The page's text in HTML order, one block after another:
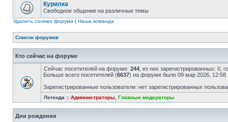
Курилка
Свободное общение на различные темы
Удалить cookies форума | Наша команда
Список форумов
Кто сейчас на форуме
Сейчас посетителей на форуме: 244 , из них зарегистрированных: 0,
Больше всего посетителей (6637) на форуме было 09 мар 2026, 12:58
Зарегистрированные пользователи: нет зарегистрированных
Легенда :: Администраторы Главные модераторы
Дни рождения